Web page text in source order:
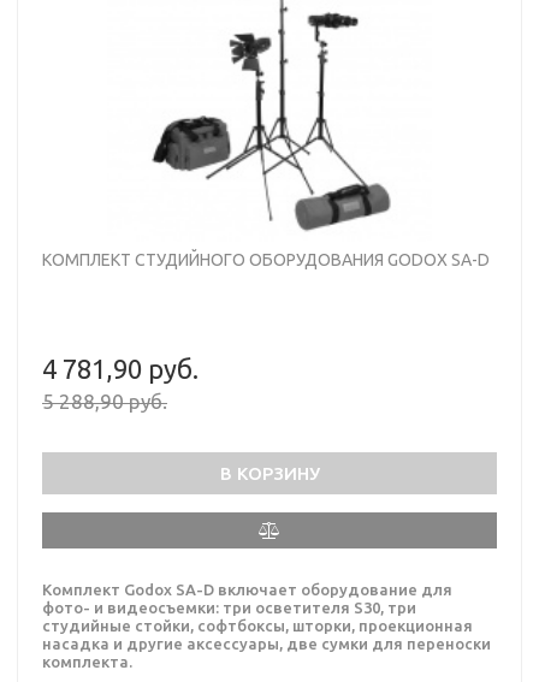
КОМПЛЕКТ СТУДИЙНОГО ОБОРУДОВАНИЯ GODOX SA-D
4 781,90 руб.
5 288,90 руб.
В КОРЗИНУ
Комплект Godox SA-D включает оборудование для
фото- и видеосъемки: три осветителя S30, три
студийные стойки, софтбоксы, шторки, проекционная
насадка и другие аксессуары, две сумки для переноски
комплекта.